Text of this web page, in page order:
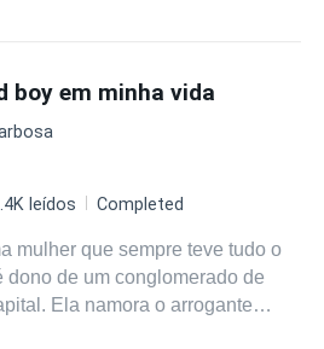
en una pasión
en Omar deseos que creía
de Kevin no está dispuesto a
con el amor verdadero, se
que Mariana es la hija menor de
triángulo donde amar puede
boy em minha vida
leídos Completed
mulher que sempre teve tudo o
de um conglomerado de
Ela namora o arrogante